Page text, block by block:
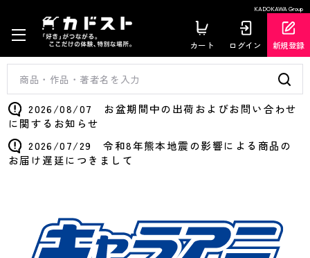
KADOKAWA Group
カート ログイン 新規登録
2026/08/07 お盆期間中の出荷およびお問い合わせ
に関するお知らせ
2026/07/29 令和8年熊本地震の影響による商品の
お届け遅延につきまして